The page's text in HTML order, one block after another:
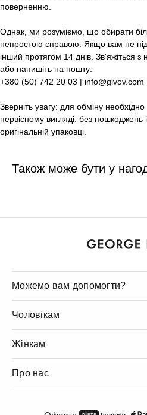
поверненню.
Однак, ми розуміємо, що обирати
непростою справою. Якщо вам не
інший протягом 14 днів. Зв'яжіться
або напишіть на пошту:
+380 (50) 742 20 03 | info@glvov.com
Зверніть увагу: для обміну
первісному вигляді: без пошкоджень
оригінальній упаковці.
Також може бути у
Можемо вам допомогти?
Чоловікам
Жінкам
Про нас